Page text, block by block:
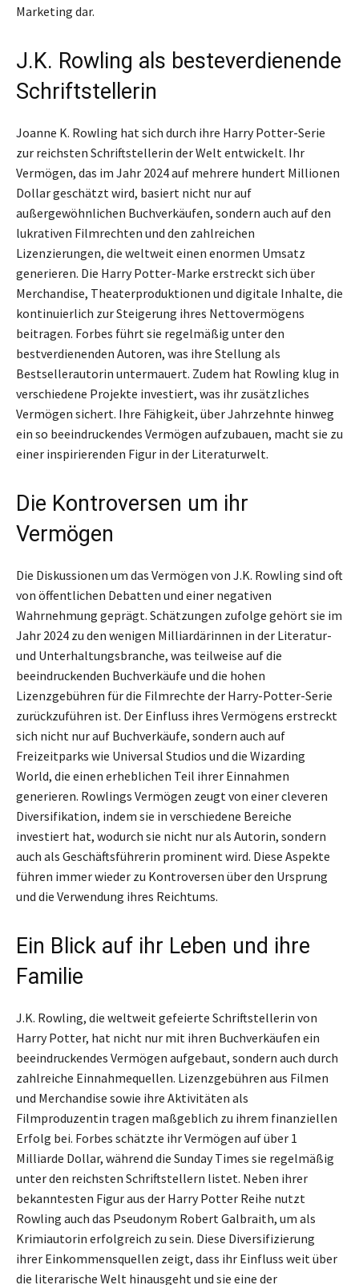
Marketing dar.
J.K. Rowling als besteverdienende
Schriftstellerin
Joanne K. Rowling hat sich durch ihre Harry Potter-Serie
zur reichsten Schriftstellerin der Welt entwickelt. Ihr
Vermögen, das im Jahr 2024 auf mehrere hundert Millionen
Dollar geschätzt wird, basiert nicht nur auf
außergewöhnlichen Buchverkäufen, sondern auch auf den
lukrativen Filmrechten und den zahlreichen
Lizenzierungen, die weltweit einen enormen Umsatz
generieren. Die Harry Potter-Marke erstreckt sich über
Merchandise, Theaterproduktionen und digitale Inhalte, die
kontinuierlich zur Steigerung ihres Nettovermögens
beitragen. Forbes führt sie regelmäßig unter den
bestverdienenden Autoren, was ihre Stellung als
Bestsellerautorin untermauert. Zudem hat Rowling klug in
verschiedene Projekte investiert, was ihr zusätzliches
Vermögen sichert. Ihre Fähigkeit, über Jahrzehnte hinweg
ein so beeindruckendes Vermögen aufzubauen, macht sie zu
einer inspirierenden Figur in der Literaturwelt.
Die Kontroversen um ihr
Vermögen
Die Diskussionen um das Vermögen von J.K. Rowling sind oft
von öffentlichen Debatten und einer negativen
Wahrnehmung geprägt. Schätzungen zufolge gehört sie im
Jahr 2024 zu den wenigen Milliardärinnen in der Literatur-
und Unterhaltungsbranche, was teilweise auf die
beeindruckenden Buchverkäufe und die hohen
Lizenzgebühren für die Filmrechte der Harry-Potter-Serie
zurückzuführen ist. Der Einfluss ihres Vermögens erstreckt
sich nicht nur auf Buchverkäufe, sondern auch auf
Freizeitparks wie Universal Studios und die Wizarding
World, die einen erheblichen Teil ihrer Einnahmen
generieren. Rowlings Vermögen zeugt von einer cleveren
Diversifikation, indem sie in verschiedene Bereiche
investiert hat, wodurch sie nicht nur als Autorin, sondern
auch als Geschäftsführerin prominent wird. Diese Aspekte
führen immer wieder zu Kontroversen über den Ursprung
und die Verwendung ihres Reichtums.
Ein Blick auf ihr Leben und ihre
Familie
J.K. Rowling, die weltweit gefeierte Schriftstellerin von
Harry Potter, hat nicht nur mit ihren Buchverkäufen ein
beeindruckendes Vermögen aufgebaut, sondern auch durch
zahlreiche Einnahmequellen. Lizenzgebühren aus Filmen
und Merchandise sowie ihre Aktivitäten als
Filmproduzentin tragen maßgeblich zu ihrem finanziellen
Erfolg bei. Forbes schätzte ihr Vermögen auf über 1
Milliarde Dollar, während die Sunday Times sie regelmäßig
unter den reichsten Schriftstellern listet. Neben ihrer
bekanntesten Figur aus der Harry Potter Reihe nutzt
Rowling auch das Pseudonym Robert Galbraith, um als
Krimiautorin erfolgreich zu sein. Diese Diversifizierung
ihrer Einkommensquellen zeigt, dass ihr Einfluss weit über
die literarische Welt hinausgeht und sie eine der